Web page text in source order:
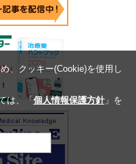
、クッキー(Cookie)を使用し
は、「個人情報保護方針」を